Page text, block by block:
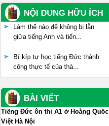
NỘI DUNG HỮU ÍCH
Làm thế nào để không bị lẫn
giữa tiếng Anh và tiến...
Bí kíp tự học tiếng Đức thành
công thực tế của thà...
BÀI VIẾT
Tiếng Đức ôn thi A1 ở Hoàng Quốc
Việt Hà Nội